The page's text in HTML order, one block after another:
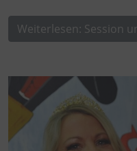
Weiterlesen: Session